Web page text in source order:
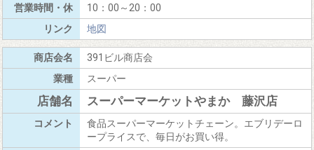
10：00～20：00
地図
391ビル商店会
スーパー
スーパーマーケットやまか 藤沢店
食品スーパーマーケットチェーン。エブリデーロ
ープライスで、毎日がお買い得。